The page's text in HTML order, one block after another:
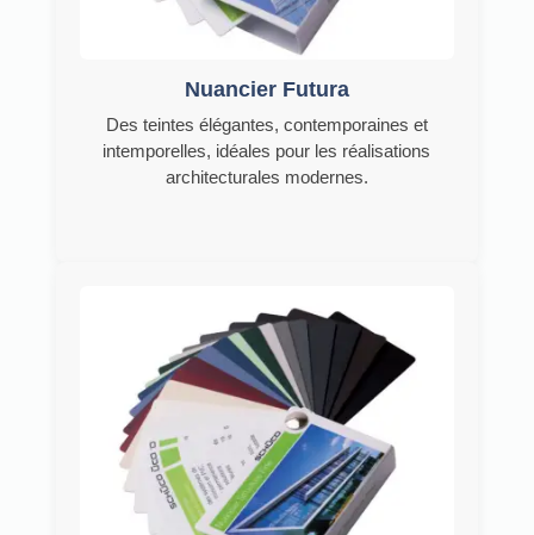
Nuancier Futura
Des teintes élégantes, contemporaines et
intemporelles, idéales pour les réalisations
architecturales modernes.